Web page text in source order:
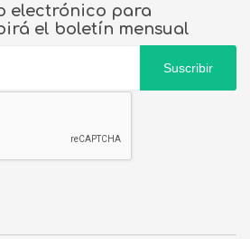
electrónico para
el boletín mensual
Suscribir